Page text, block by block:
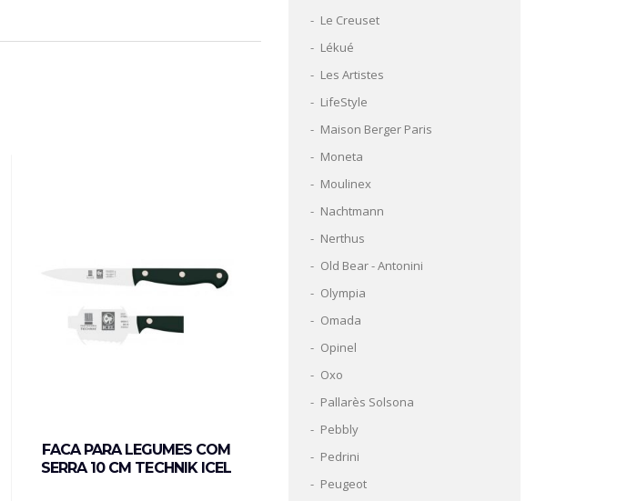
FACA PARA LEGUMES COM
SERRA 10 CM TECHNIK ICEL
Le Creuset
Lékué
Les Artistes
LifeStyle
Maison Berger Paris
Moneta
Moulinex
Nachtmann
Nerthus
Old Bear - Antonini
Olympia
Omada
Opinel
Oxo
Pallarès Solsona
Pebbly
Pedrini
Peugeot